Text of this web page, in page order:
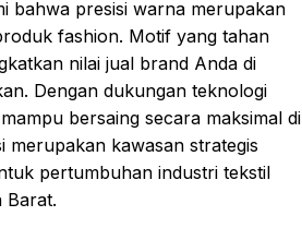
bahwa presisi warna merupakan
fashion. Motif yang tahan
nilai jual brand Anda di
Dengan dukungan teknologi
bersaing secara maksimal di
merupakan kawasan strategis
pertumbuhan industri tekstil
Barat.